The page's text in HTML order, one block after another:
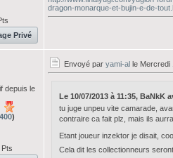
Privé
dragon-monarque-et-bujin-e-de-
depuis le
400)
Envoyé par yami-al le Mercredi
Le 10/07/2013 à 11:35, BaNkK
tu juge unpeu vite camarade,
contraire ca fait plz, mais ils
Etant joueur inzektor je disait,
Cela dit les collectionneurs